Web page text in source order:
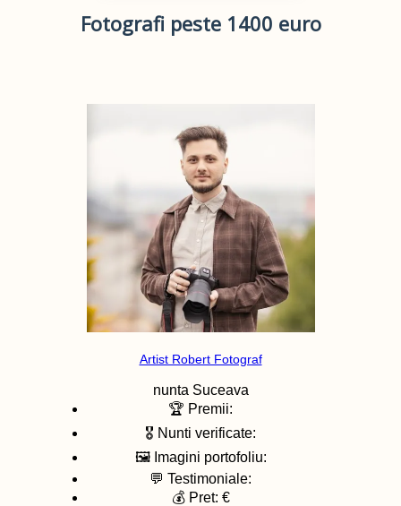
Fotografi peste 1400 euro
Artist Robert Fotograf
nunta Suceava
🏆 Premii:
🎖️ Nunti verificate:
🖼️ Imagini portofoliu:
💬 Testimoniale:
💰 Pret: €